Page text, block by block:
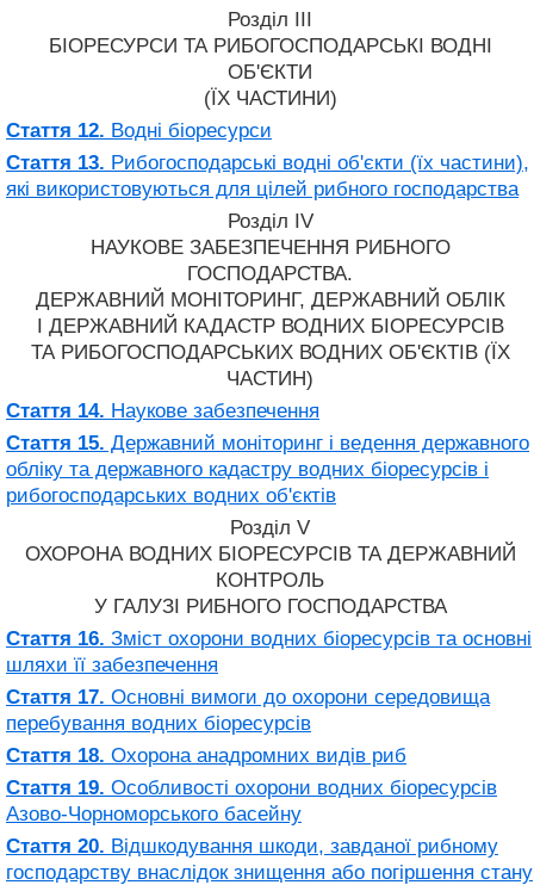
Розділ III
БІОРЕСУРСИ ТА РИБОГОСПОДАРСЬКІ ВОДНІ
ОБ'ЄКТИ
(ЇХ ЧАСТИНИ)
Стаття 12. Водні біоресурси
Стаття 13. Рибогосподарські водні об'єкти (їх частини),
які використовуються для цілей рибного господарства
Розділ IV
НАУКОВЕ ЗАБЕЗПЕЧЕННЯ РИБНОГО
ГОСПОДАРСТВА.
ДЕРЖАВНИЙ МОНІТОРИНГ, ДЕРЖАВНИЙ ОБЛІК
І ДЕРЖАВНИЙ КАДАСТР ВОДНИХ БІОРЕСУРСІВ
ТА РИБОГОСПОДАРСЬКИХ ВОДНИХ ОБ'ЄКТІВ (ЇХ
ЧАСТИН)
Стаття 14. Наукове забезпечення
Стаття 15. Державний моніторинг і ведення державного
обліку та державного кадастру водних біоресурсів і
рибогосподарських водних об'єктів
Розділ V
ОХОРОНА ВОДНИХ БІОРЕСУРСІВ ТА ДЕРЖАВНИЙ
КОНТРОЛЬ
У ГАЛУЗІ РИБНОГО ГОСПОДАРСТВА
Стаття 16. Зміст охорони водних біоресурсів та основні
шляхи її забезпечення
Стаття 17. Основні вимоги до охорони середовища
перебування водних біоресурсів
Стаття 18. Охорона анадромних видів риб
Стаття 19. Особливості охорони водних біоресурсів
Азово-Чорноморського басейну
Стаття 20. Відшкодування шкоди, завданої рибному
господарству внаслідок знищення або погіршення стану